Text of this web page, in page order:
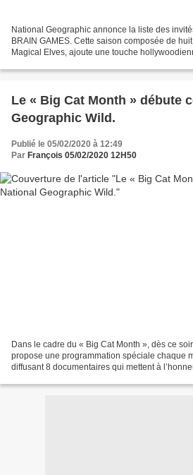
National Geographic annonce la liste des
BRAIN GAMES. Cette saison composée de
Magical Elves, ajoute une touche
Le « Big Cat Month » débute
Geographic Wild.
Publié le 05/02/2020 à 12:49
Par François 05/02/2020 12H50
Dans le cadre du « Big Cat Month », dès ce
propose une programmation spéciale chaque
diffusant 8 documentaires qui mettent à